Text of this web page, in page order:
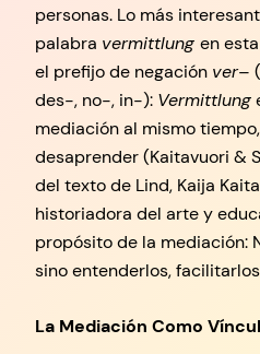
personas. Lo más
palabra vermittlung en
el prefijo de negación ver–
des-, no-, in-): Vermittlung
mediación al mismo
desaprender (Kaitavuori &
del texto de Lind, Kaija
historiadora del arte y
propósito de la mediación:
sino entenderlos,
La Mediación Como